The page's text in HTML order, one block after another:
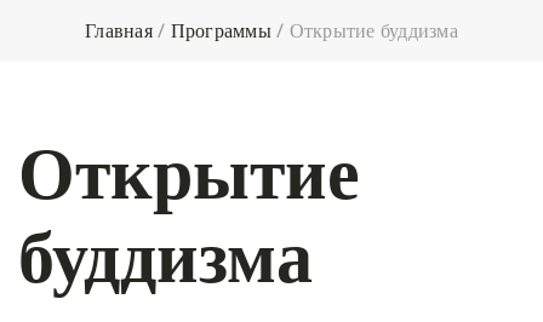
Главная/ Программы/ Открытие буддизма
Открытие
буддизма